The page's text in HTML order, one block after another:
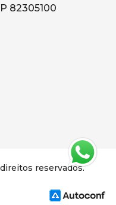
82305100
reservados.